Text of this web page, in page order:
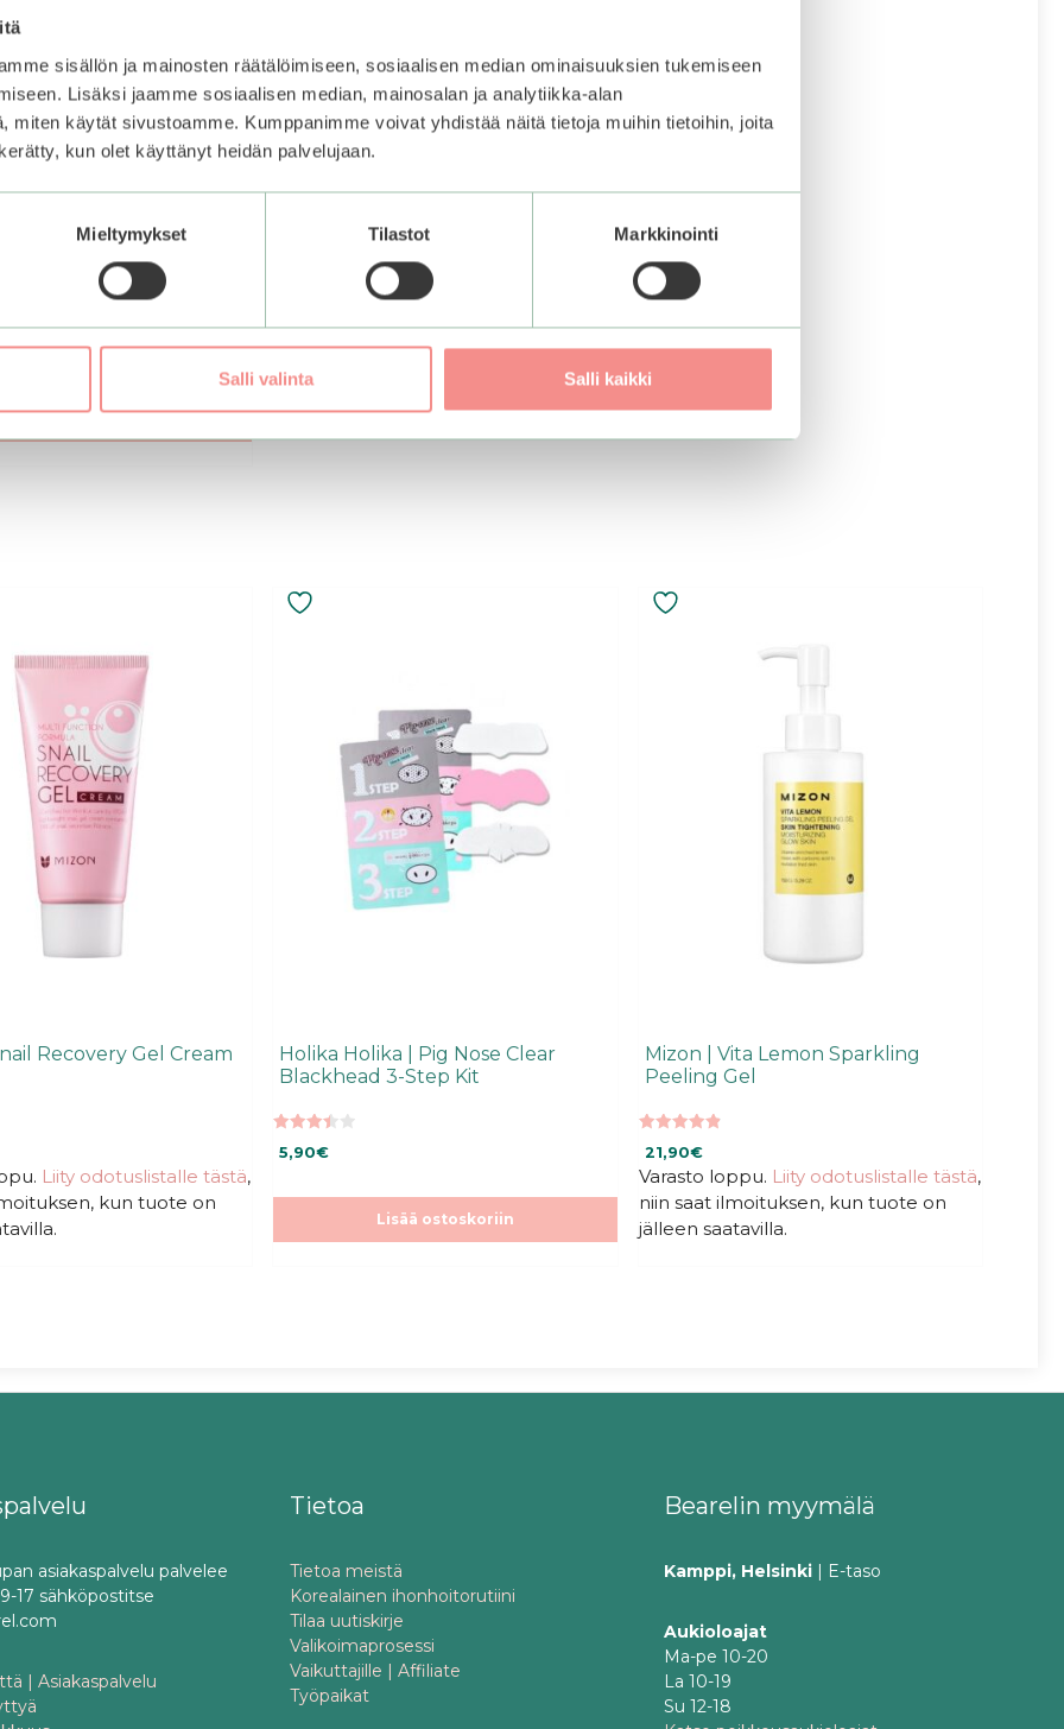
sisällön ja mainosten räätälöimiseen, sosiaalisen median ominaisuuksien tukemiseen
Lisäksi jaamme sosiaalisen median, mainosalan ja analytiikka-alan
miten käytät sivustoamme. Kumppanimme voivat yhdistää näitä tietoja muihin tietoihin, joita
kun olet käyttänyt heidän palvelujaan.
Mieltymykset Tilastot Markkinointi
Salli valinta Salli kaikki
Hydrium Triple
Moisture Ampoule
Lisää ostoskoriin
Recovery Gel Cream
Liity odotuslistalle tästä,
kun tuote on
Holika Holika | Pig Nose Clear
Blackhead 3-Step Kit
5:stä
5,90€
Lisää ostoskoriin
Mizon | Vita Lemon Sparkling
Peeling Gel
5:stä
21,90€
Varasto loppu. Liity odotuslistalle tästä,
niin saat ilmoituksen, kun tuote on
jälleen saatavilla.
asiakaspalvelu palvelee
17 sähköpostitse
| Asiakaspalvelu
Tietoa
Tietoa meistä
Korealainen ihonhoitorutiini
Tilaa uutiskirje
Valikoimaprosessi
Vaikuttajille | Affiliate
Työpaikat
Bearelin myymälä
Kamppi, Helsinki | E-taso
Aukioloajat
Ma-pe 10-20
La 10-19
Su 12-18